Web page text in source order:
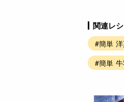
関連レ
#簡単
#簡単